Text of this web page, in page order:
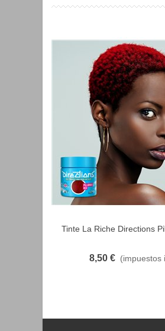
FAVORITO
Tinte La Riche Directions
8,50 € (impuestos